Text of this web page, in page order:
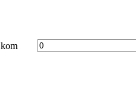
kom